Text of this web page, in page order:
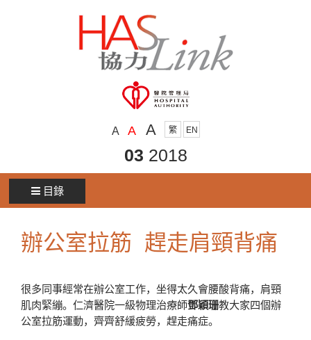
A A A 繁 EN
03 2018
目錄
辦公室拉筋 趕走肩頸背痛
很多同事經常在辦公室工作，坐得太久會腰酸背痛，肩頸
肌肉緊繃。仁濟醫院一級物理治療師鄧穎珊教大家四個辦
公室拉筋運動，齊齊舒緩疲勞，趕走痛症。